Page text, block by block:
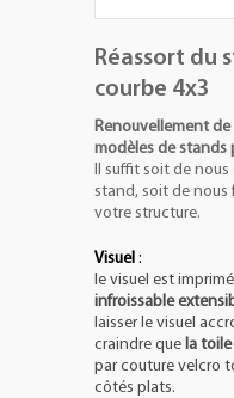
Réassort du
courbe 4x3
Renouvellement
modèles de stands
Il suffit soit de
stand, soit de nous
votre structure.
Visuel :
le visuel est
infroissable
laisser le visuel
craindre que la toile
par couture velcro
côtés plats.